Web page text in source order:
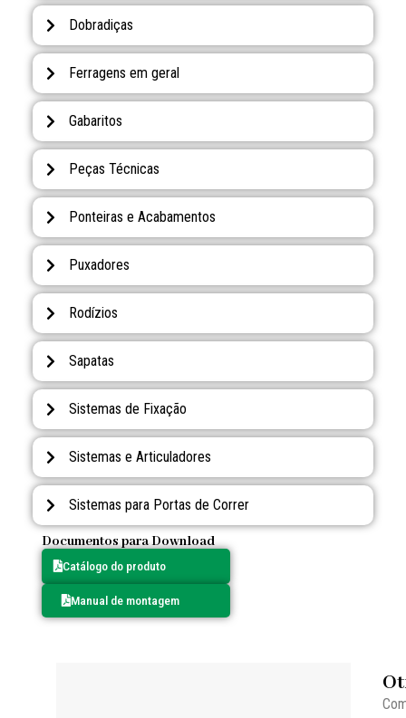
Dobradiças
Ferragens em geral
Gabaritos
Peças Técnicas
Ponteiras e Acabamentos
Puxadores
Rodízios
Sapatas
Sistemas de Fixação
Sistemas e Articuladores
Sistemas para Portas de Correr
Documentos para Download
Catálogo do produto
Manual de montagem